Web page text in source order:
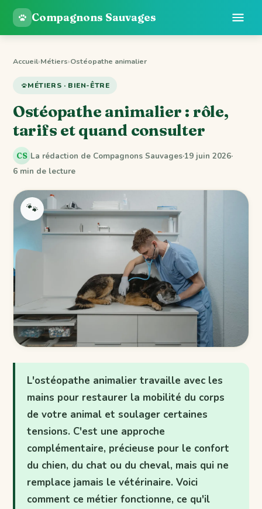
Compagnons Sauvages
Accueil›Métiers›Ostéopathe animalier
MÉTIERS · BIEN-ÊTRE
Ostéopathe animalier : rôle,
tarifs et quand consulter
CS La rédaction de Compagnons Sauvages·19 juin 2026·
6 min de lecture
🐾
L'ostéopathe animalier travaille avec les
mains pour restaurer la mobilité du corps
de votre animal et soulager certaines
tensions. C'est une approche
complémentaire, précieuse pour le confort
du chien, du chat ou du cheval, mais qui ne
remplace jamais le vétérinaire. Voici
comment ce métier fonctionne, ce qu'il